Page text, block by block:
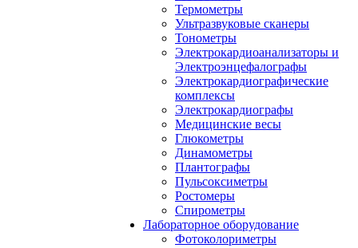
Термометры
Ультразвуковые сканеры
Тонометры
Электрокардиоанализаторы и
Электроэнцефалографы
Электрокардиографические
комплексы
Электрокардиографы
Медицинские весы
Глюкометры
Динамометры
Плантографы
Пульсоксиметры
Ростомеры
Спирометры
Лабораторное оборудование
Фотоколориметры